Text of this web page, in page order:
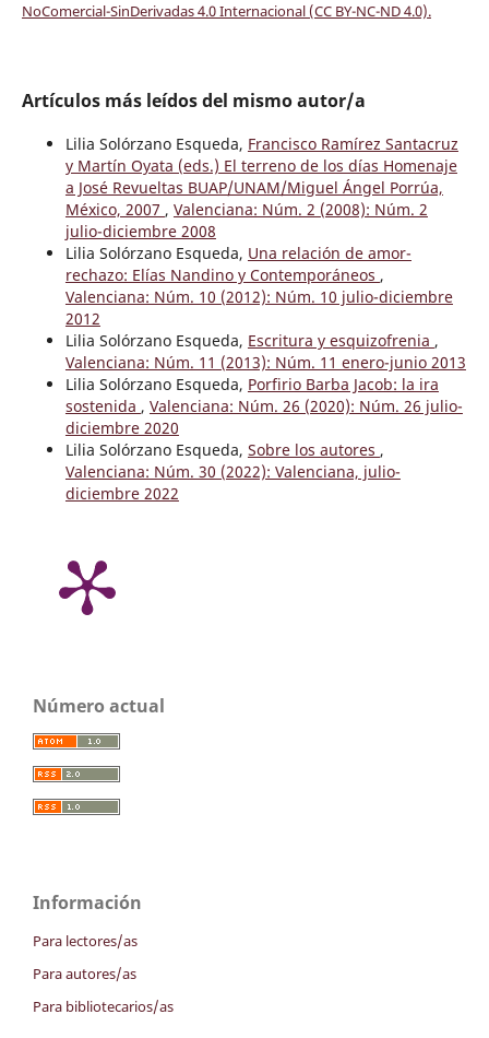
NoComercial-SinDerivadas 4.0 Internacional (CC BY-NC-ND 4.0).
Artículos más leídos del mismo autor/a
Lilia Solórzano Esqueda, Francisco Ramírez Santacruz
y Martín Oyata (eds.) El terreno de los días Homenaje
a José Revueltas BUAP/UNAM/Miguel Ángel Porrúa,
México, 2007 , Valenciana: Núm. 2 (2008): Núm. 2
julio-diciembre 2008
Lilia Solórzano Esqueda, Una relación de amor-
rechazo: Elías Nandino y Contemporáneos ,
Valenciana: Núm. 10 (2012): Núm. 10 julio-diciembre
2012
Lilia Solórzano Esqueda, Escritura y esquizofrenia ,
Valenciana: Núm. 11 (2013): Núm. 11 enero-junio 2013
Lilia Solórzano Esqueda, Porfirio Barba Jacob: la ira
sostenida , Valenciana: Núm. 26 (2020): Núm. 26 julio-
diciembre 2020
Lilia Solórzano Esqueda, Sobre los autores ,
Valenciana: Núm. 30 (2022): Valenciana, julio-
diciembre 2022
Número actual
Información
Para lectores/as
Para autores/as
Para bibliotecarios/as